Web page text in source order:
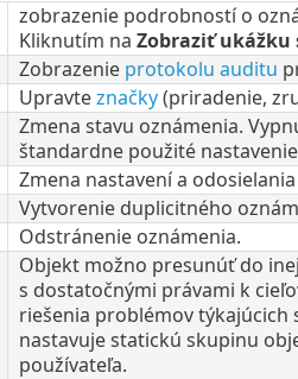
zobrazenie podrobností o
Kliknutím na Zobraziť ukážku
Zobrazenie protokolu auditu
Upravteznačky(priradenie,
Zmena stavu oznámenia.
štandardne použité nastavenie
Zmena nastavení a
Vytvorenie duplicitného
Odstránenie oznámenia.
Objekt možno presunúť do
s dostatočnými právami k
riešenia problémov týkajúcich
nastavuje statickú skupinu
používateľa.